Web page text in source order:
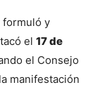
formuló y
el 17 de
el Consejo
manifestación